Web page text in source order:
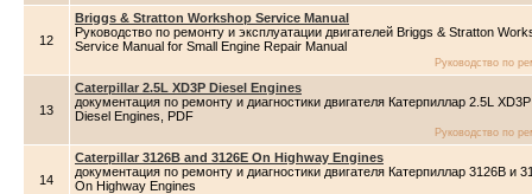
12
Briggs & Stratton Workshop Service Manual
Руководство по ремонту и эксплуатации двигателей Briggs & Stratton
Service Manual for Small Engine Repair Manual
Руководство по
13
Caterpillar 2.5L XD3P Diesel Engines
документация по ремонту и диагностики двигателя Катерпиллар 2.5L XD3P
Diesel Engines, PDF
Руководство по
14
Caterpillar 3126B and 3126E On Highway Engines
документация по ремонту и диагностики двигателя Катерпиллар 3126B и
On Highway Engines